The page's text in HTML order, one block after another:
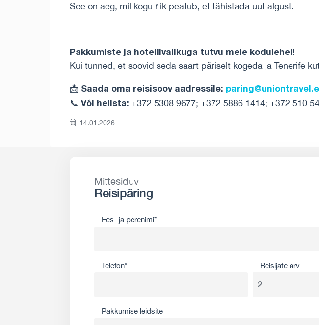
See on aeg, mil kogu riik peatub, et tähistada uut algust.
Pakkumiste ja hotellivalikuga tutvu meie kodulehel!
Kui tunned, et soovid seda saart päriselt kogeda ja Tenerife
📩 Saada oma reisisoov aadressile:
📞 Või helista: +372 5308 9677; +372 5886 1414; +372 510
14.01.2026
Mittesiduv
Reisipäring
Ees- ja perenimi*
Telefon* Reisijate arv
Pakkumise leidsite